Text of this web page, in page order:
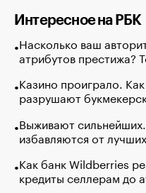
Интересное на РБК
Насколько ваш
атрибутов престижа?
Казино проиграло.
разрушают
Выживают
избавляются от
Как банк Wildberries
кредиты селлерам до